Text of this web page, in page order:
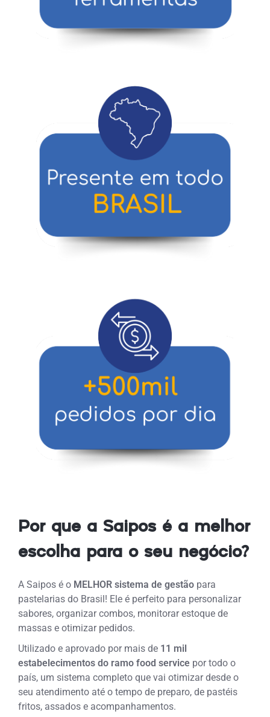
Por que a Saipos é a melhor
escolha para o seu negócio?
A Saipos é o MELHOR sistema de gestão para
pastelarias do Brasil! Ele é perfeito para personalizar
sabores, organizar combos, monitorar estoque de
massas e otimizar pedidos.
Utilizado e aprovado por mais de 11 mil
estabelecimentos do ramo food service por todo o
país, um sistema completo que vai otimizar desde o
seu atendimento até o tempo de preparo,de pastéis
fritos, assados e acompanhamentos.